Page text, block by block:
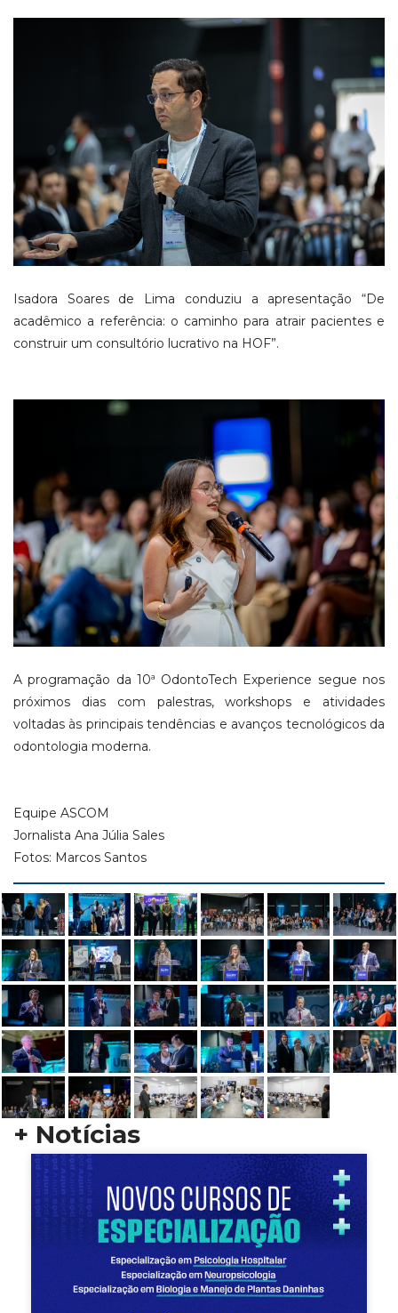
Isadora Soares de Lima conduziu a apresentação “De
acadêmico a referência: o caminho para atrair pacientes e
construir um consultório lucrativo na HOF”.
A programação da 10ª OdontoTech Experience segue nos
próximos dias com palestras, workshops e atividades
voltadas às principais tendências e avanços tecnológicos da
odontologia moderna.
Equipe ASCOM
Jornalista Ana Júlia Sales
Fotos: Marcos Santos
+ Notícias